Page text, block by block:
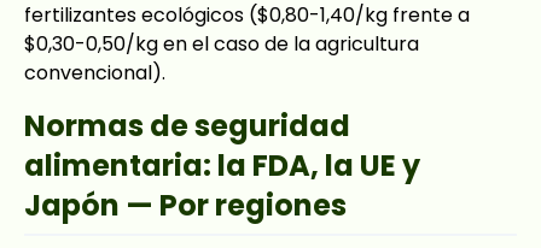
fertilizantes ecológicos ($0,80-1,40/kg frente a
$0,30-0,50/kg en el caso de la agricultura
convencional).
Normas de seguridad
alimentaria: la FDA, la UE y
Japón — Por regiones